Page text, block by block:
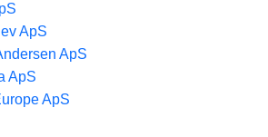
ApS
ApS
ApS
ApS